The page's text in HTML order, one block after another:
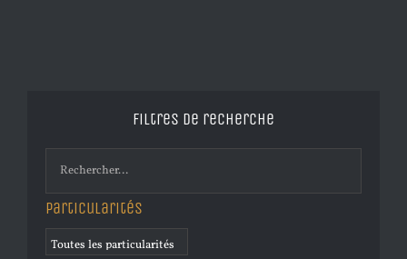
Filtres de recherche
Particularités